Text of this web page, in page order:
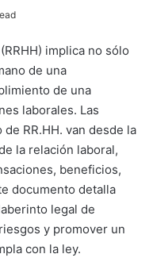
implica no sólo
de una
de una
laborales. Las
RR.HH. van desde la
la relación laboral,
beneficios,
documento detalla
legal de
y promover un
con la ley.